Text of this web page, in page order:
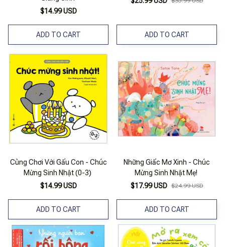
$14.99 USD
ADD TO CART ADD TO CART
Cùng Chơi Với Gấu Con - Chúc
Mừng Sinh Nhật (0-3)
$14.99 USD
ADD TO CART
Những Giấc Mơ Xinh - Chúc
Mừng Sinh Nhật Mẹ!
$17.99 USD $24.99 USD
ADD TO CART